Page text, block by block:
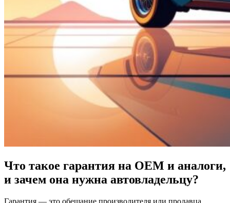
Что такое гарантия на OEM и аналоги,
и зачем она нужна автовладельцу?
Гарантия — это обещание производителя или продавца